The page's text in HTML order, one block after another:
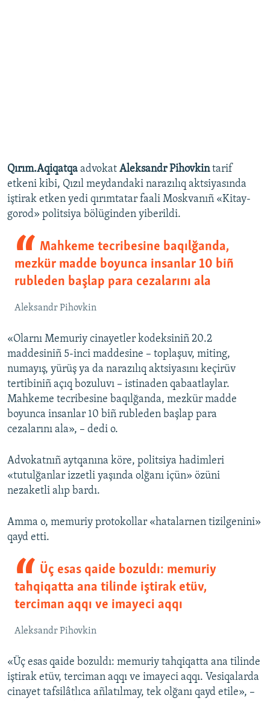
Qırım.Aqiqatqa advokat Aleksandr Pihovkintarif
etkeni kibi, Qızıl meydandaki narazılıq aktsiyasında
iştirak etken yedi qırımtatar faali Moskvanıñ «Kitay-
gorod» politsiya bölüginden yiberildi.
Mahkeme tecribesine baqılğanda,
mezkür madde boyunca insanlar 10 biñ
rubleden başlap para cezalarını ala
Aleksandr Pihovkin
«Olarnı Memuriy cinayetler kodeksiniñ 20.2
maddesiniñ 5-inci maddesine – toplaşuv, miting,
numayış, yürüş ya da narazılıq aktsiyasını keçirüv
tertibiniñ açıq bozuluvı – istinaden qabaatlaylar.
Mahkeme tecribesine baqılğanda, mezkür madde
boyunca insanlar 10 biñ rubleden başlap para
cezalarını ala», – dedi o.
Advokatnıñ aytqanına köre, politsiya hadimleri
«tutulğanlar izzetli yaşında olğanı içün» özüni
nezaketli alıp bardı.
Amma o, memuriy protokollar «hatalarnen tizilgenini»
qayd etti.
Üç esas qaide bozuldı: memuriy
tahqiqatta ana tilinde iştirak etüv,
terciman aqqı ve imayeci aqqı
Aleksandr Pihovkin
«Üç esas qaide bozuldı: memuriy tahqiqatta ana tilinde
iştirak etüv, terciman aqqı ve imayeci aqqı. Vesiqalarda
cinayet tafsilâtlıca añlatılmay, tek olğanı qayd etile», –